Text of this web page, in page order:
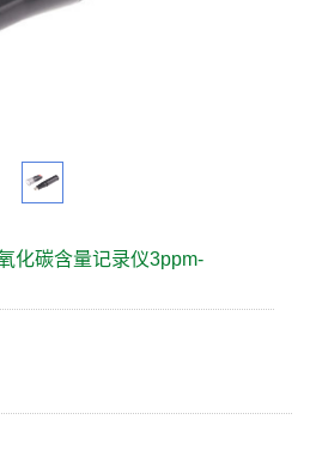
化碳含量记录仪3ppm-